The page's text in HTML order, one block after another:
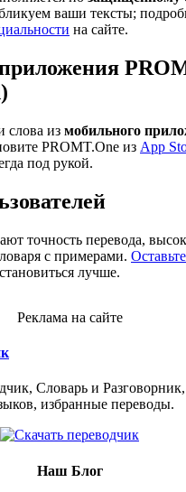
ваши тексты;
на сайте.
слова из мобильного
PROMT.One из App
под рукой.
точность перевода,
с примерами.
лучше.
Реклама на сайте
Словарь и Разговорник,
избранные переводы.
Наш Блог